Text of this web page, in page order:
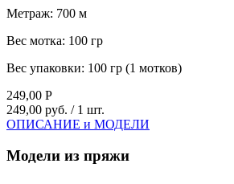
Метраж: 700 м
Вес мотка: 100 гр
Вес упаковки: 100 гр (1 мотков)
249,00 Р
249,00 руб. / 1 шт.
ОПИСАНИЕ и МОДЕЛИ
Модели из пряжи